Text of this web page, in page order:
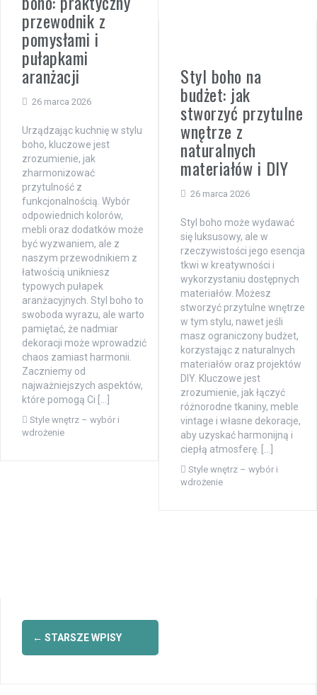
przewodnik z
pomysłami i
pułapkami
aranżacji
26 marca 2026
Urządzając kuchnię w stylu
boho, kluczowe jest
zrozumienie, jak
zharmonizować
przytulność z
funkcjonalnością. Wybór
odpowiednich kolorów,
mebli oraz dodatków może
być wyzwaniem, ale z
naszym przewodnikiem z
łatwością unikniesz
typowych pułapek
aranżacyjnych. Styl boho to
swoboda wyrazu, ale warto
pamiętać, że nadmiar
dekoracji może wprowadzić
chaos zamiast harmonii.
Zaczniemy od
najważniejszych aspektów,
które pomogą Ci […]
Style wnętrz – wybór i
wdrożenie
Styl boho na
budżet: jak
stworzyć przytulne
wnętrze z
naturalnych
materiałów i DIY
26 marca 2026
Styl boho może wydawać
się luksusowy, ale w
rzeczywistości jego esencja
tkwi w kreatywności i
wykorzystaniu dostępnych
materiałów. Możesz
stworzyć przytulne wnętrze
w tym stylu, nawet jeśli
masz ograniczony budżet,
korzystając z naturalnych
materiałów oraz projektów
DIY. Kluczowe jest
zrozumienie, jak łączyć
różnorodne tkaniny, meble
vintage i własne dekoracje,
aby uzyskać harmonijną i
ciepłą atmosferę. […]
Style wnętrz – wybór i
wdrożenie
Nawigacja
po
← STARSZE WPISY